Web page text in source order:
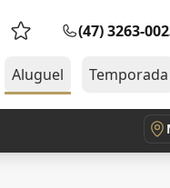
Favoritos (0 itens)
(47) 3263-
Aluguel Temporada